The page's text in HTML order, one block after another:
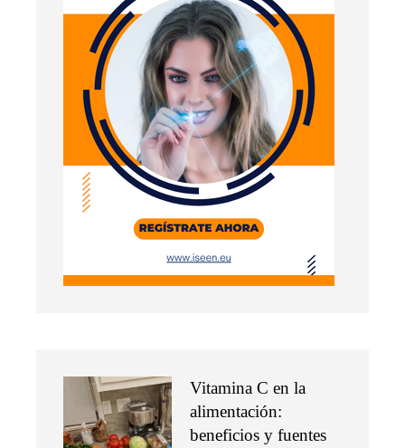
Vitamina C en la
alimentación:
beneficios y fuentes